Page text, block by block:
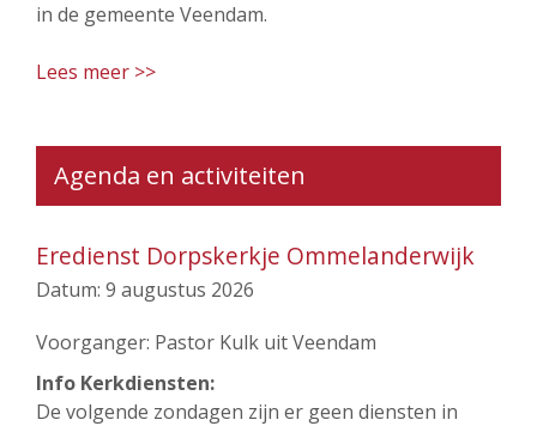
in de gemeente Veendam.
Lees meer >>
Agenda en activiteiten
Eredienst Dorpskerkje Ommelanderwijk
Datum: 9 augustus 2026
Voorganger: Pastor Kulk uit Veendam
Info Kerkdiensten:
De volgende zondagen zijn er geen diensten in